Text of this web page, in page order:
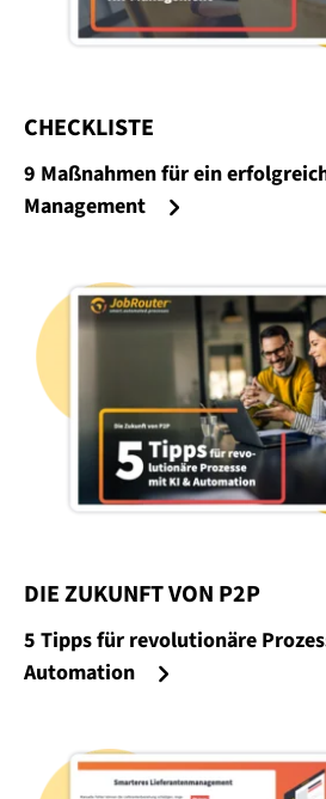
CHECKLISTE
9 Maßnahmen für ein
Management
DIE ZUKUNFT VON P2P
5 Tipps für revolutionäre
Automation